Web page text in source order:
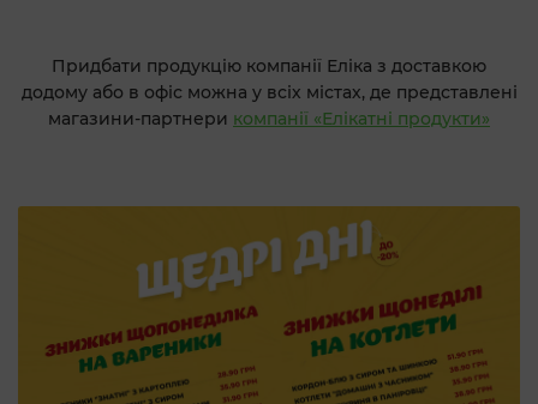
Придбати продукцію компанії Еліка з доставкою
додому або в офіс можна у всіх містах, де представлені
магазини-партнери компанії «Елікатні продукти»